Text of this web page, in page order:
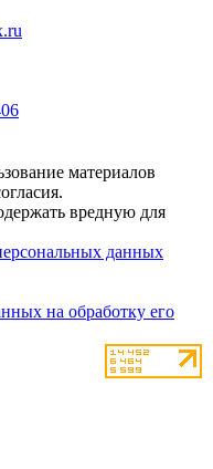
материалов
вредную для
данных
на обработку его